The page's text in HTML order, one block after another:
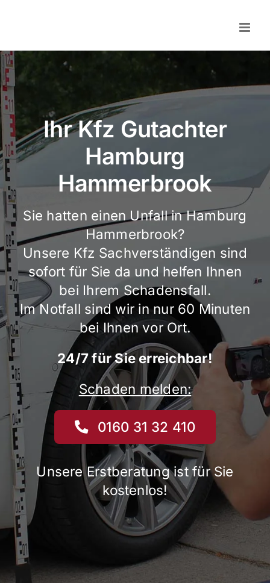
Ihr Kfz Gutachter
Hamburg
Hammerbrook
Sie hatten einen Unfall in Hamburg
Hammerbrook?
Unsere Kfz Sachverständigen sind
sofort für Sie da und helfen Ihnen
bei Ihrem Schadensfall.
Im Notfall sind wir in nur 60 Minuten
bei Ihnen vor Ort.
24/7 für Sie erreichbar!
Schaden melden:
0160 31 32 410
Unsere Erstberatung ist für Sie
kostenlos!